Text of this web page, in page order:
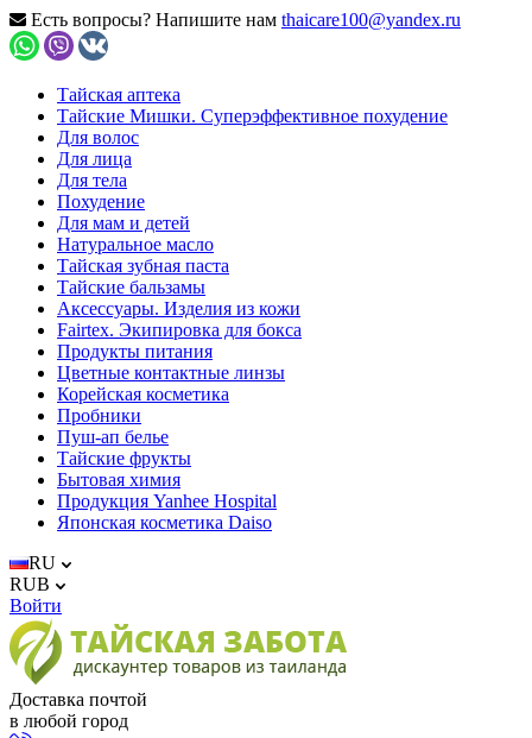
Есть вопросы? Напишите нам thaicare100@yandex.ru
Тайская аптека
Тайские Мишки. Суперэффективное похудение
Для волос
Для лица
Для тела
Похудение
Для мам и детей
Натуральное масло
Тайская зубная паста
Тайские бальзамы
Аксессуары. Изделия из кожи
Fairtex. Экипировка для бокса
Продукты питания
Цветные контактные линзы
Корейская косметика
Пробники
Пуш-ап белье
Тайские фрукты
Бытовая химия
Продукция Yanhee Hospital
Японская косметика Daiso
RU
RUB
Войти
Доставка почтой
в любой город